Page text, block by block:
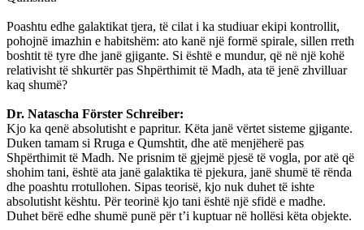
Poashtu edhe galaktikat tjera, të cilat i ka studiuar ekipi kontrollit,
pohojnë imazhin e habitshëm: ato kanë një formë spirale, sillen rreth
boshtit të tyre dhe janë gjigante. Si është e mundur, që në një kohë
relativisht të shkurtër pas Shpërthimit të Madh, ata të jenë zhvilluar
kaq shumë?
Dr. Natascha Förster Schreiber:
Kjo ka qenë absolutisht e papritur. Këta janë vërtet sisteme gjigante.
Duken tamam si Rruga e Qumshtit, dhe atë menjëherë pas
Shpërthimit të Madh. Ne prisnim të gjejmë pjesë të vogla, por atë që
shohim tani, është ata janë galaktika të pjekura, janë shumë të rënda
dhe poashtu rrotullohen. Sipas teorisë, kjo nuk duhet të ishte
absolutisht kështu. Për teorinë kjo tani është një sfidë e madhe.
Duhet bërë edhe shumë punë për t’i kuptuar në hollësi këta objekte.